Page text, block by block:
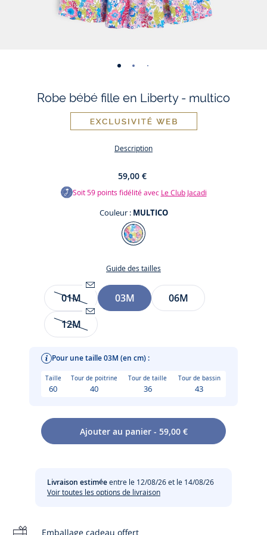
-
01 02 03 04
Robe bébé fille en Liberty - multico
Description
59,00 €
Soit59points fidélité avec Le Club Jacadi
Couleur : MULTICO
Couleur
MULTICO
Guide des tailles
Taille
Être
alerté(e)
par
lorsque
sera
disponible
01M
01M 03M 06M
Être
par
lorsque
l’article
de
nouveau
disponible
12M
Pour une taille 03M (en cm) :
Taille Tour de poitrine Tour de taille Tour de bassin
60 40 36 43
Ajouter au panier - 59,00 €
Livraison estiméeentre le 12/08/26 et le 14/08/26
Voir toutes les options de livraison
Emballage cadeau offert
L'été de la toute petite sera fleuri et coloré avec cette robe
doublure en voile de coton tout doux pour la peau. Facile à
enfiler vous pourrez l'associer à un cardigan rose pour vos
Entretien :
Lavage à 40 °